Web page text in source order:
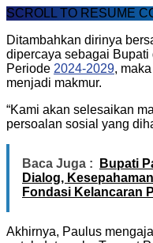
SCROLL TO RESUME
Ditambahkan dirinya
dipercaya sebagai
Periode 2024-2029,
menjadi makmur.
“Kami akan selesaikan
persoalan sosial yang
Baca Juga :
Bupati
Dialog,
Fondasi Kelancaran
Akhirnya, Paulus